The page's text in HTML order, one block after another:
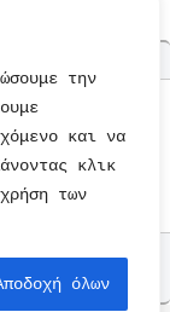
την
και να
κλικ
των
όλων
ΠΑΡΑΜΥΘΙΑ
ΤΕΤΡΑΔΙΑ
ΖΩΓΡΑΦΙΚΗΣ